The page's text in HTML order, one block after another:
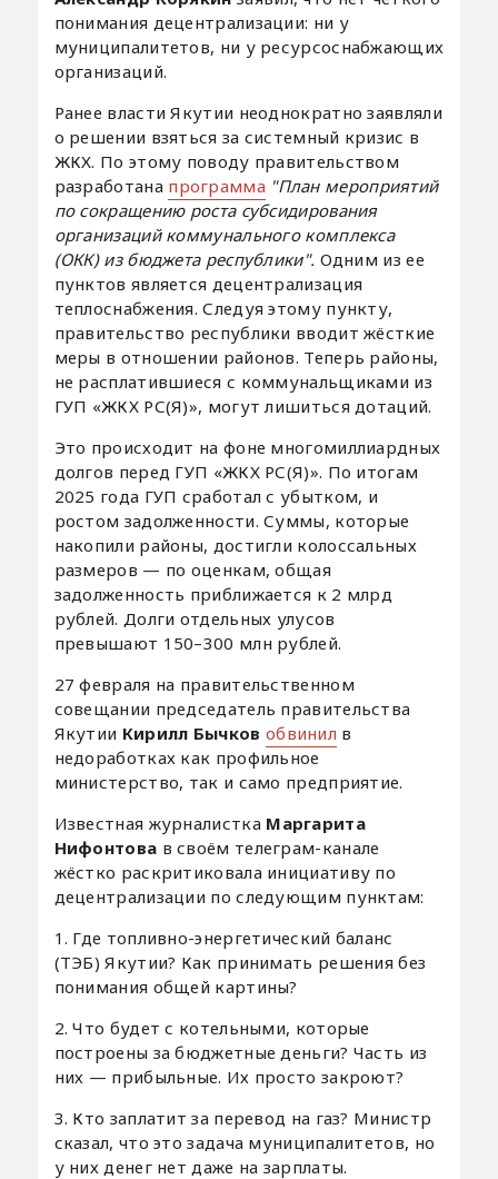
понимания децентрализации: ни у
муниципалитетов, ни у ресурсоснабжающих
организаций.
Ранее власти Якутии неоднократно заявляли
о решении взяться за системный кризис в
ЖКХ. По этому поводу правительством
разработана программа "План мероприятий
по сокращению роста субсидирования
организаций коммунального комплекса
(ОКК) из бюджета республики". Одним из ее
пунктов является децентрализация
теплоснабжения. Следуя этому пункту,
правительство республики вводит жёсткие
меры в отношении районов. Теперь районы,
не расплатившиеся с коммунальщиками из
ГУП «ЖКХ РС(Я)», могут лишиться дотаций.
Это происходит на фоне многомиллиардных
долгов перед ГУП «ЖКХ РС(Я)». По итогам
2025 года ГУП сработал с убытком, и
ростом задолженности. Суммы, которые
накопили районы, достигли колоссальных
размеров — по оценкам, общая
задолженность приближается к 2 млрд
рублей. Долги отдельных улусов
превышают 150–300 млн рублей.
27 февраля на правительственном
совещании председатель правительства
Якутии Кирилл Бычков обвинил в
недоработках как профильное
министерство, так и само предприятие.
Известная журналистка Маргарита
Нифонтова в своём телеграм-канале
жёстко раскритиковала инициативу по
децентрализации по следующим пунктам:
1. Где топливно-энергетический баланс
(ТЭБ) Якутии? Как принимать решения без
понимания общей картины?
2. Что будет с котельными, которые
построены за бюджетные деньги? Часть из
них — прибыльные. Их просто закроют?
3. Кто заплатит за перевод на газ? Министр
сказал, что это задача муниципалитетов, но
у них денег нет даже на зарплаты.